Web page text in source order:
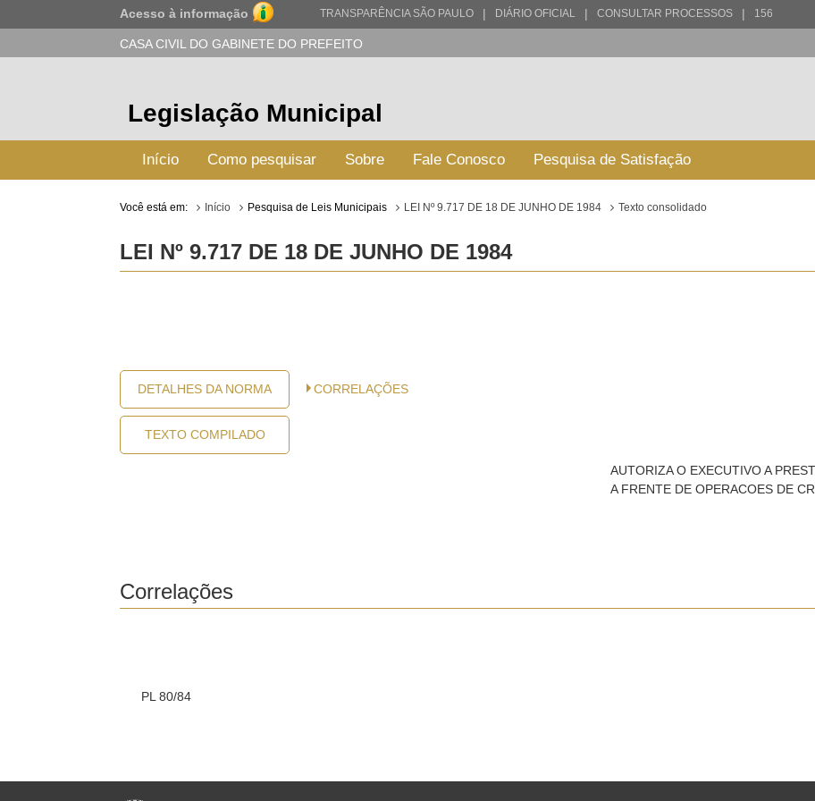
Acesso à informação TRANSPARÊNCIA SÃO PAULO | DIÁRIO OFICIAL | CONSULTAR PROCESSOS | 156
CASA CIVIL DO GABINETE DO PREFEITO
Legislação Municipal
Início Como pesquisar Sobre Fale Conosco Pesquisa de Satisfação
Você está em: Início Pesquisa de Leis Municipais LEI Nº 9.717 DE 18 DE JUNHO DE 1984 Texto consolidado
LEI Nº 9.717 DE 18 DE JUNHO DE 1984
DETALHES DA NORMA
TEXTO COMPILADO
CORRELAÇÕES
AUTORIZA O EXECUTIVO A
A FRENTE DE OPERACOES DE
Correlações
PL 80/84